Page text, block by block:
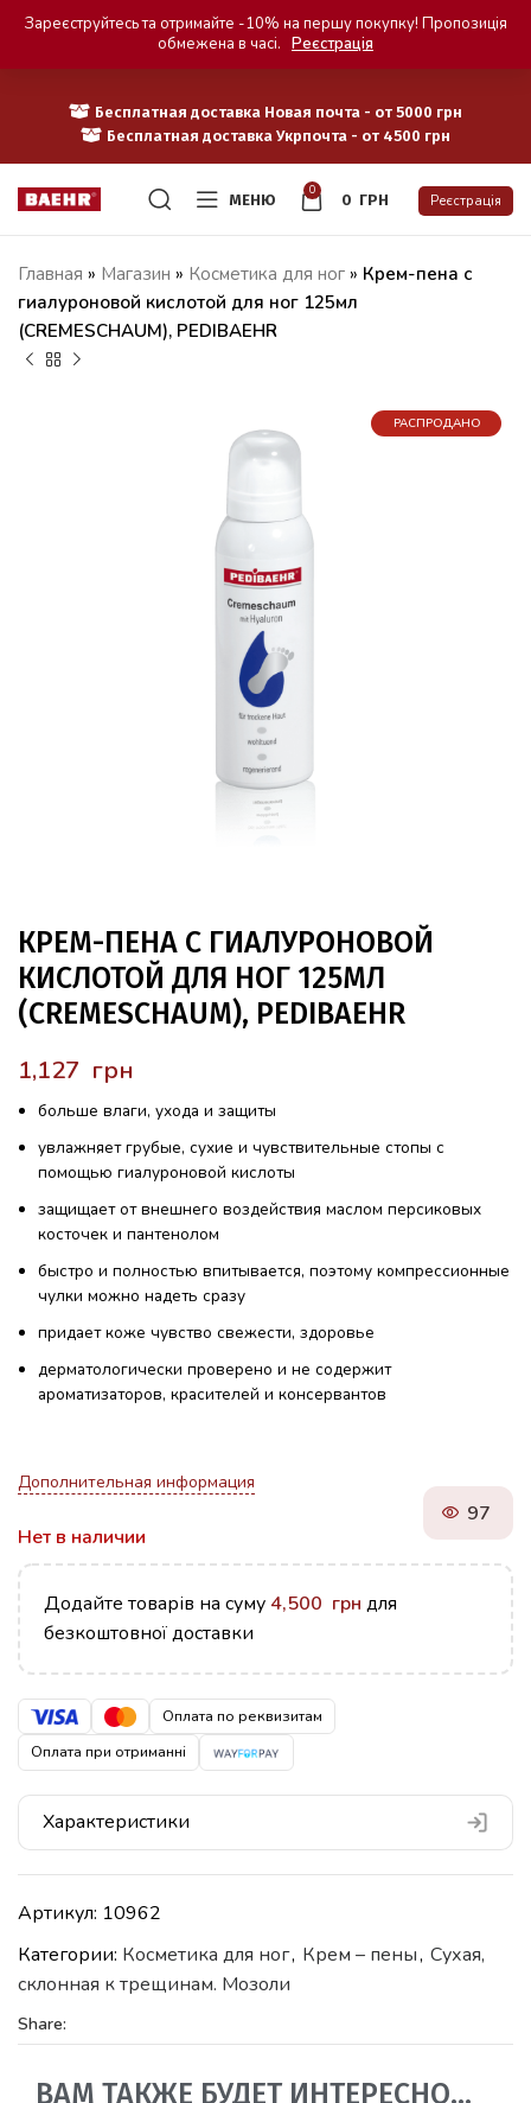
Бесплатная доставка Новая почта - от 5000 грн
Бесплатная доставка Укрпочта - от 4500 грн
МЕНЮ
0
0 ГРН Реєстрація
Главная » Магазин » Косметика для ног » Крем-пена с
гиалуроновой кислотой для ног 125мл
(CREMESCHAUM), PEDIBAEHR
РАСПРОДАНО
КРЕМ-ПЕНА С ГИАЛУРОНОВОЙ
КИСЛОТОЙ ДЛЯ НОГ 125МЛ
(CREMESCHAUM), PEDIBAEHR
грн
больше влаги, ухода и защиты
увлажняет грубые, сухие и чувствительные стопы с
помощью гиалуроновой кислоты
защищает от внешнего воздействия маслом персиковых
косточек и пантенолом
быстро и полностью впитывается, поэтому компрессионные
чулки можно надеть сразу
придает коже чувство свежести, здоровье
дерматологически проверено и не содержит
ароматизаторов, красителей и консервантов
Дополнительная информация
Нет в наличии
97
Додайте товарів на суму 4,500 грн для
безкоштовної доставки
Оплата по реквизитам
Оплата при отриманні
Характеристики
Артикул: 10962
Категории: Косметика для ног, Крем – пены, Сухая,
склонная к трещинам. Мозоли
Share:
ВАМ ТАКЖЕ БУДЕТ ИНТЕРЕСНО…
Зареєструйтесь та отримайте -10% на першу покупку! Пропозиція
обмежена в часі. Реєстрація